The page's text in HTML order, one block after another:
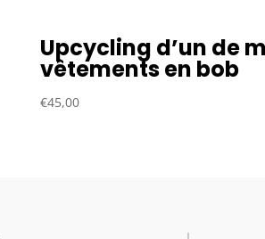
Upcycling d’un de
vêtements en bob
€45,00